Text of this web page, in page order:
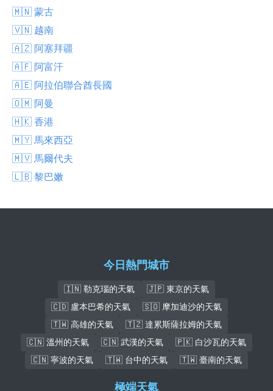
🇲🇳 蒙古
🇻🇳 越南
🇦🇿 阿塞拜疆
🇦🇫 阿富汗
🇦🇪 阿拉伯聯合酋長國
🇴🇲 阿曼
🇭🇰 香港
🇲🇾 馬來西亞
🇲🇻 馬爾代夫
🇱🇧 黎巴嫩
今日熱門城市
🇮🇳 勒克瑙的天氣
🇯🇵 東京的天氣
🇨🇩 盧本巴希的天氣
🇸🇴 摩加迪沙的天氣
🇹🇼 高雄的天氣
🇹🇿 達累斯薩拉姆的天氣
🇨🇳 溫州的天氣
🇨🇳 武漢的天氣
🇵🇰 白沙瓦的天氣
🇨🇳 寧波的天氣
🇹🇼 台中的天氣 🇹🇼 臺南的天氣
極端天氣